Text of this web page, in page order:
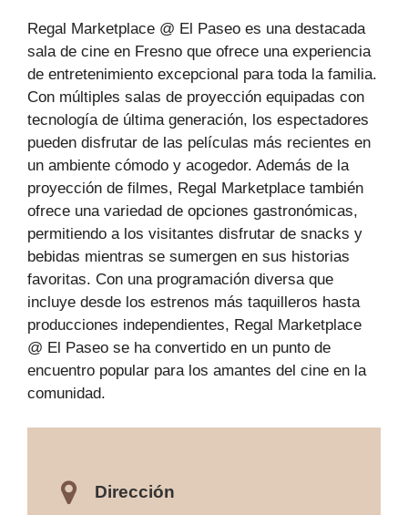
Regal Marketplace @ El Paseo es una destacada
sala de cine en Fresno que ofrece una experiencia
de entretenimiento excepcional para toda la familia.
Con múltiples salas de proyección equipadas con
tecnología de última generación, los espectadores
pueden disfrutar de las películas más recientes en
un ambiente cómodo y acogedor. Además de la
proyección de filmes, Regal Marketplace también
ofrece una variedad de opciones gastronómicas,
permitiendo a los visitantes disfrutar de snacks y
bebidas mientras se sumergen en sus historias
favoritas. Con una programación diversa que
incluye desde los estrenos más taquilleros hasta
producciones independientes, Regal Marketplace
@ El Paseo se ha convertido en un punto de
encuentro popular para los amantes del cine en la
comunidad.
Dirección